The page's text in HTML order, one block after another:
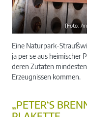
(Foto:
Eine Naturpark-
ja per se aus heimischer
deren Zutaten
Erzeugnissen kommen.
„PETER‘S